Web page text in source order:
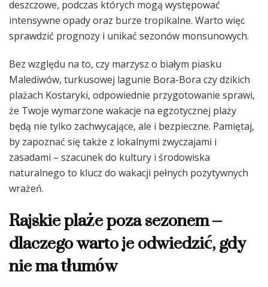
deszczowe, podczas których mogą występować
intensywne opady oraz burze tropikalne. Warto więc
sprawdzić prognozy i unikać sezonów monsunowych.
Bez względu na to, czy marzysz o białym piasku
Malediwów, turkusowej lagunie Bora-Bora czy dzikich
plażach Kostaryki, odpowiednie przygotowanie sprawi,
że Twoje wymarzone wakacje na egzotycznej plaży
będą nie tylko zachwycające, ale i bezpieczne. Pamiętaj,
by zapoznać się także z lokalnymi zwyczajami i
zasadami – szacunek do kultury i środowiska
naturalnego to klucz do wakacji pełnych pozytywnych
wrażeń.
Rajskie plaże poza sezonem –
dlaczego warto je odwiedzić, gdy
nie ma tłumów